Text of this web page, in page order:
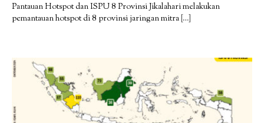
Pantauan Hotspot dan ISPU 8 Provinsi Jikalahari melakukan
pemantauan hotspot di 8 provinsi jaringan mitra […]